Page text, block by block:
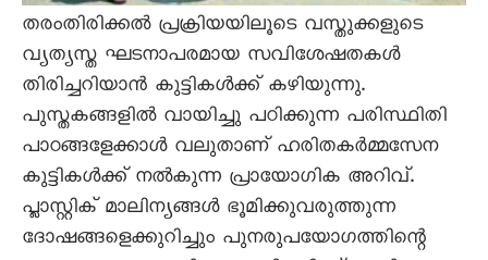
തരംതിരിക്കൽ പ്രക്രിയയിലൂടെ വസ്തുക്കളുടെ
വ്യത്യസ്ത ഘടനാപരമായ സവിശേഷതകൾ
തിരിച്ചറിയാൻ കുട്ടികൾക്ക് കഴിയുന്നു.
പുസ്തകങ്ങളിൽ വായിച്ചു പഠിക്കുന്ന പരിസ്ഥിതി
പാഠങ്ങളേക്കാൾ വലുതാണ് ഹരിതകർമ്മസേന
കുട്ടികൾക്ക് നൽകുന്ന പ്രായോഗിക അറിവ്.
പ്ലാസ്റ്റിക് മാലിന്യങ്ങൾ ഭൂമിക്കുവരുത്തുന്ന
ദോഷങ്ങളെക്കുറിച്ചും പുനരുപയോഗത്തിന്റെ